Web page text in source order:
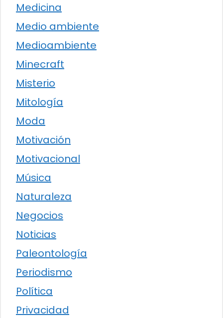
Medicina
Medio ambiente
Medioambiente
Minecraft
Misterio
Mitología
Moda
Motivación
Motivacional
Música
Naturaleza
Negocios
Noticias
Paleontología
Periodismo
Política
Privacidad